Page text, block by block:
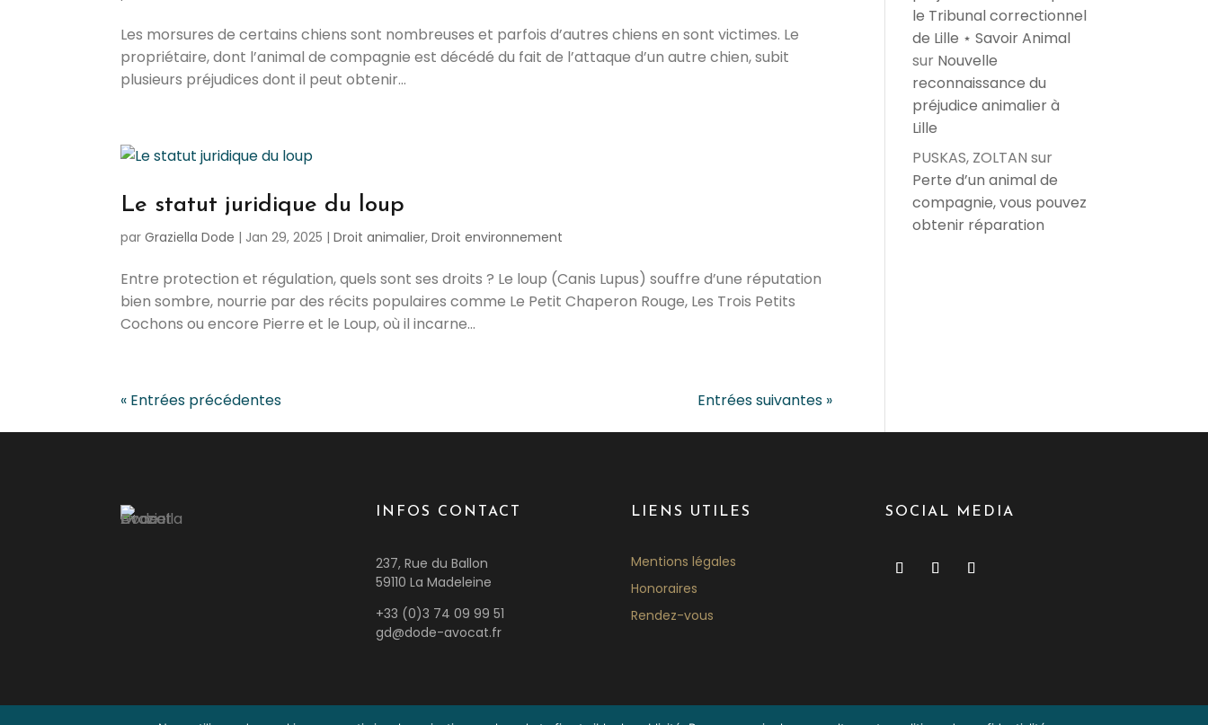
Les morsures de certains chiens sont nombreuses et parfois d’autres chiens en sont victimes. Le
propriétaire, dont l’animal de compagnie est décédé du fait de l’attaque d’un autre chien, subit
plusieurs préjudices dont il peut obtenir...
Le statut juridique du loup
parGraziella Dode | Jan 29, 2025 |Droit animalier,Droit environnement
Entre protection et régulation, quels sont ses droits ? Le loup (Canis Lupus) souffre d’une réputation
bien sombre, nourrie par des récits populaires comme Le Petit Chaperon Rouge, Les Trois Petits
Cochons ou encore Pierre et le Loup, où il incarne...
« Entrées précédentes Entrées suivantes »
le Tribunal correctionnel
de Lille ⋆ Savoir Animal
sur Nouvelle
reconnaissance du
préjudice animalier à
Lille
PUSKAS, ZOLTAN sur
Perte d’un animal de
compagnie, vous pouvez
obtenir réparation
INFOS CONTACT
237, Rue du Ballon
59110 La Madeleine
+33 (0)3 74 09 99 51
gd@dode-avocat.fr
LIENS UTILES
Mentions légales
Honoraires
Rendez-vous
SOCIAL MEDIA